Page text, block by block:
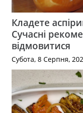
Кладете
Сучасні
відмовитися
Субота, 8 Серпня,